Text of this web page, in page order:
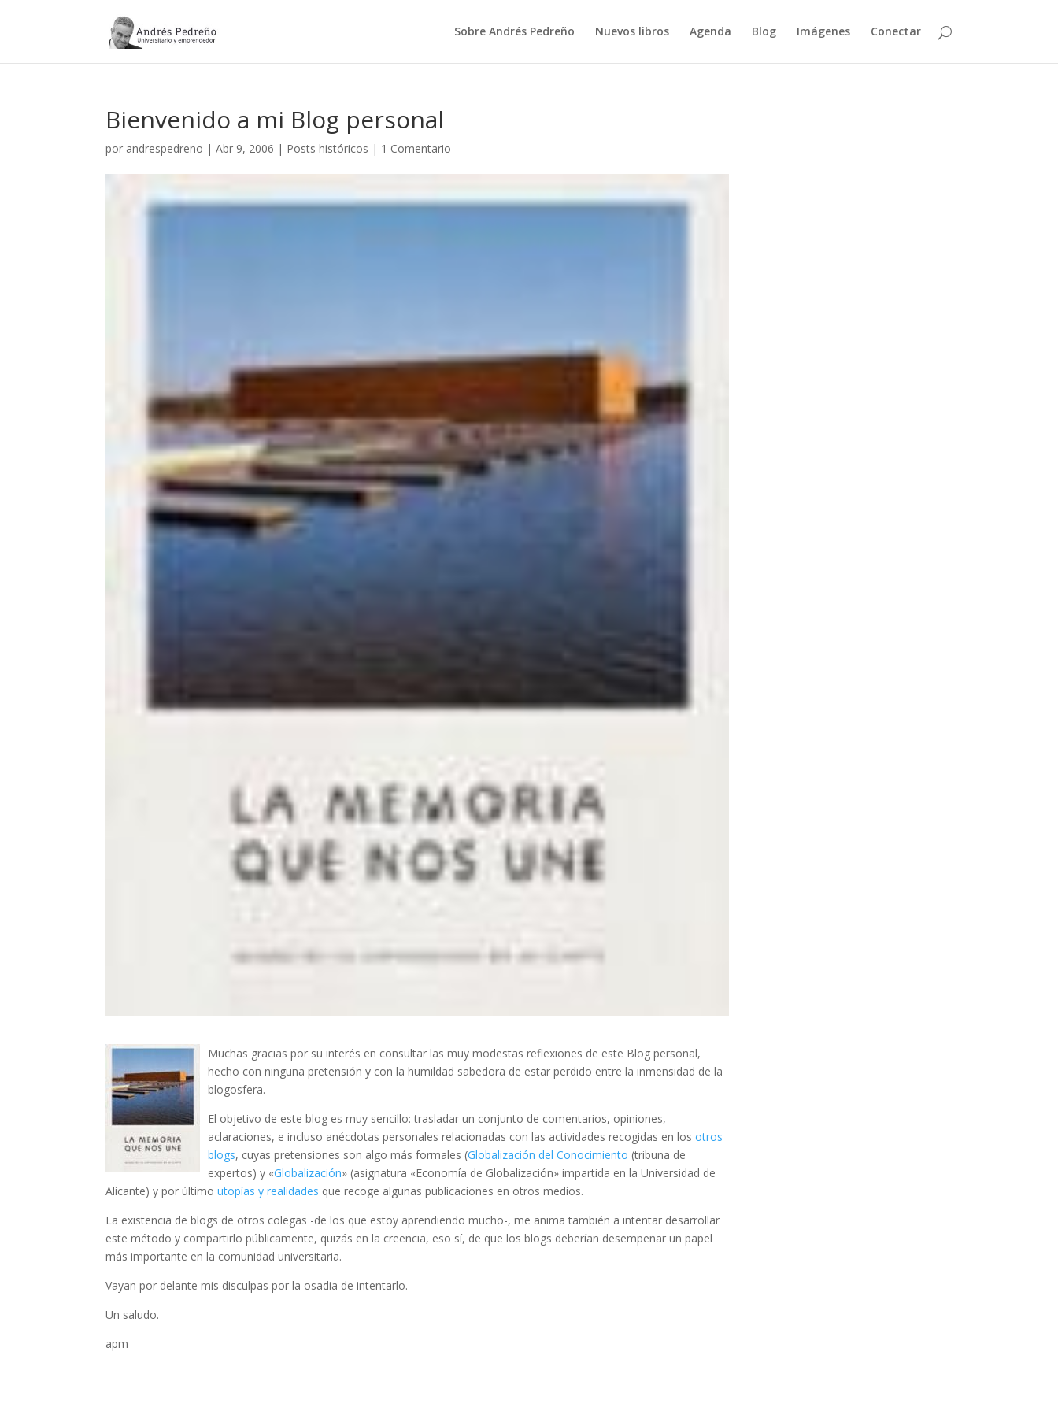
Sobre Andrés Pedreño Nuevos libros Agenda Blog Imágenes Conectar
Bienvenido a mi Blog personal
por andrespedreno |Abr 9, 2006 | Posts históricos | 1 Comentario
Muchas gracias por su interés en consultar las muy modestas reflexiones de este Blog personal,
hecho con ninguna pretensión y con la humildad sabedora de estar perdido entre la inmensidad de la
blogosfera.
El objetivo de este blog es muy sencillo: trasladar un conjunto de comentarios, opiniones,
aclaraciones, e incluso anécdotas personales relacionadas con las actividades recogidas en losotros
blogs, cuyas pretensiones son algo más formales (Globalización del Conocimiento (tribuna de
expertos) y «Globalización» (asignatura «Economía de Globalización» impartida en la Universidad de
Alicante) y por últimoutopías y realidades que recoge algunas publicaciones en otros medios.
La existencia de blogs de otros colegas -de los que estoy aprendiendo mucho-, me anima también a intentar desarrollar
este método y compartirlo públicamente, quizás en la creencia, eso sí, de que los blogs deberían desempeñar un papel
más importante en la comunidad universitaria.
Vayan por delante mis disculpas por la osadia de intentarlo.
Un saludo.
apm